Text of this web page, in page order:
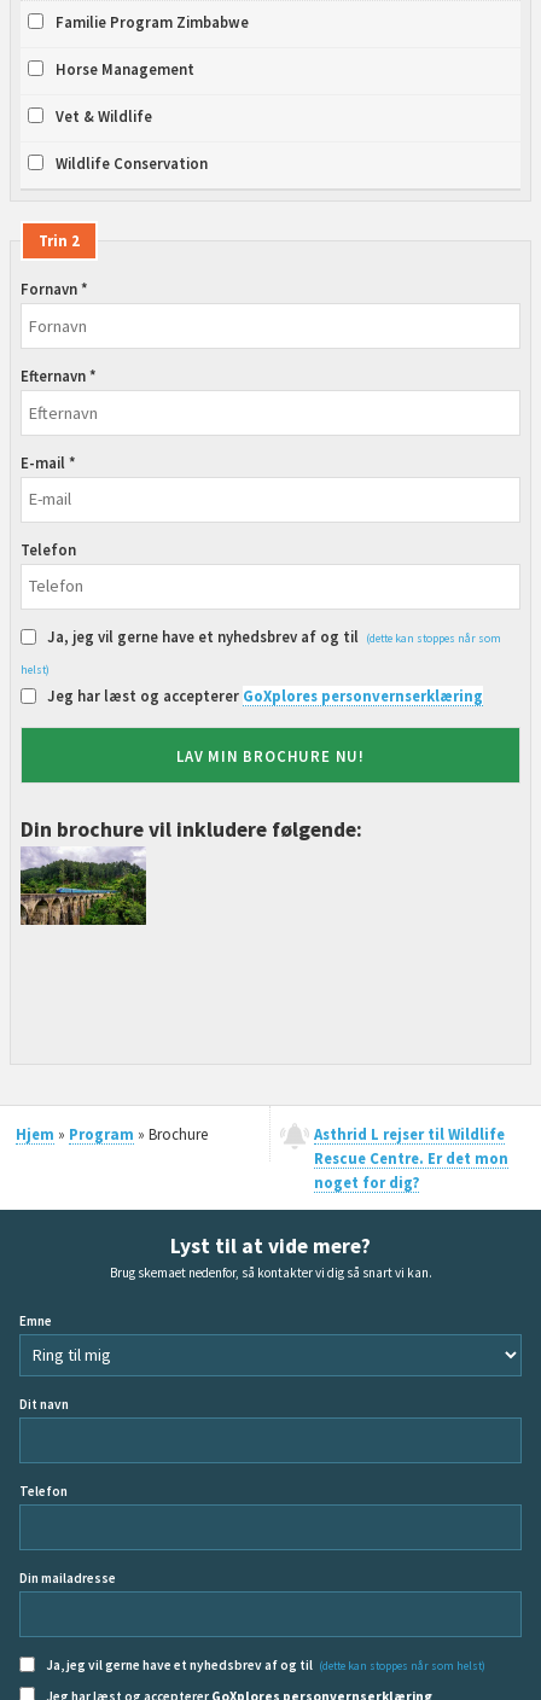
Familie Program Zimbabwe
Horse Management
Vet & Wildlife
Wildlife Conservation
Trin 2
Fornavn *
Efternavn *
E-mail *
Telefon
Ja, jeg vil gerne have et nyhedsbrev af og til (dette kan stoppes når som
helst)
Jeg har læst og accepterer GoXplores personvernserklæring
LAV MIN BROCHURE NU!
Din brochure vil inkludere følgende:
Hjem » Program » Brochure
Asthrid L rejser til Wildlife
Rescue Centre. Er det mon
noget for dig?
Lyst til at vide mere?
Brug skemaet nedenfor, så kontakter vi dig så snart vi kan.
Emne
Dit navn
Telefon
Din mailadresse
Ja, jeg vil gerne have et nyhedsbrev af og til (dette kan stoppes når som helst)
Jeg har læst og accepterer GoXplores personvernserklæring